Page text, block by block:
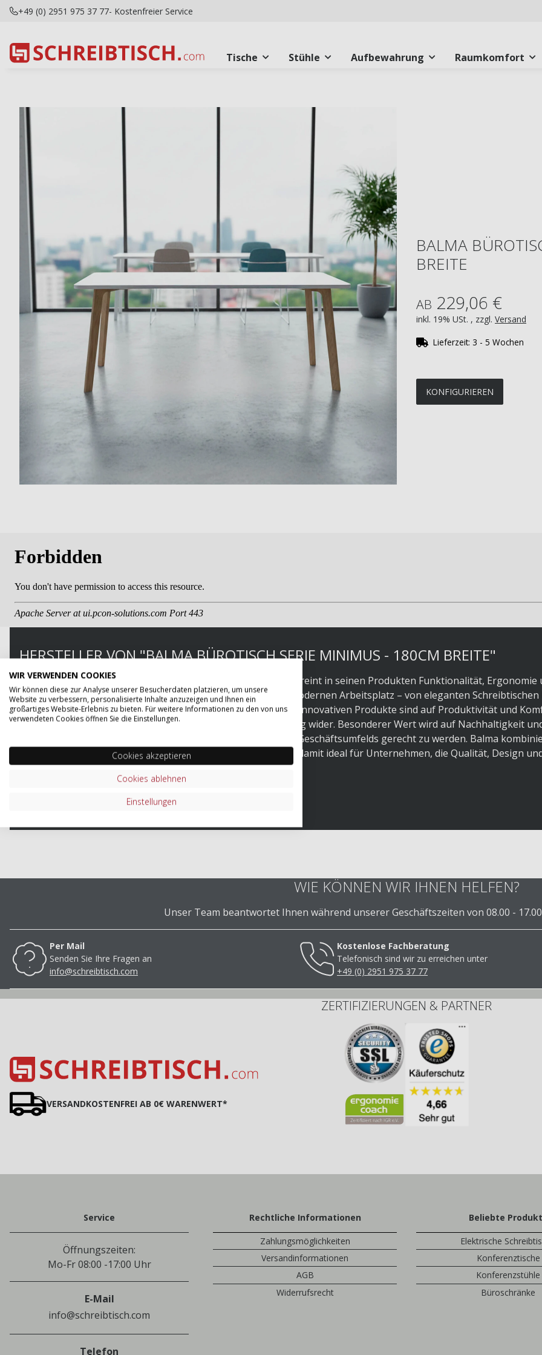
+49 (0) 2951 975 37 77- Kostenfreier Service
Tische Stühle Aufbewahrung Raumkomfort
BALMA
BREITE
AB 229,06 €
inkl. 19% USt. , zzgl. Versand
Lieferzeit: 3 - 5 Wochen
KONFIGURIEREN
HERSTELLER VON "BALMA BÜROTISCH SERIE MINIMUS - 180CM BREITE"
Balma, ein führender Hersteller im Bereich der Büromöbel, vereint in seinen Produkten Funktionalität, Ergonomie
Das Sortiment bietet eine große Vielfalt an Möbeln für den modernen Arbeitsplatz – von eleganten Schreibtischen
praktischen Aufbewahrungslösungen. Die hochwertigen und innovativen Produkte sind auf Produktivität und
ausgelegt und spiegeln aktuelle Trends in der Büroeinrichtung wider. Besonderer Wert wird auf Nachhaltigkeit
Langlebigkeit gelegt, um den Bedürfnissen des dynamischen Geschäftsumfelds gerecht zu werden. Balma
handwerkliche Expertise mit modernster Technologie und ist damit ideal für Unternehmen, die Qualität, Design
Ergonomie schätzen.
ZUM SORTIMENT VON BALMA
WIE KÖNNEN WIR IHNEN HELFEN?
Unser Team beantwortet Ihnen während unserer Geschäftszeiten von 08.00 -
Per Mail
Senden Sie Ihre Fragen an
info@schreibtisch.com
Kostenlose Fachberatung
Telefonisch sind wir zu erreichen unter
+49 (0) 2951 975 37 77
VERSANDKOSTENFREI AB 0€ WARENWERT*
ZERTIFIZIERUNGEN & PARTNER
Service
Öffnungszeiten:
Mo-Fr 08:00 -17:00 Uhr
E-Mail
info@schreibtisch.com
Telefon
Rechtliche Informationen
Zahlungsmöglichkeiten
Versandinformationen
AGB
Widerrufsrecht
Beliebte
Elektrische
Konferenztische
Konferenzstühle
Büroschränke
WIR VERWENDEN COOKIES
Wir können diese zur Analyse unserer Besucherdaten platzieren, um unsere
Website zu verbessern, personalisierte Inhalte anzuzeigen und Ihnen ein
großartiges Website-Erlebnis zu bieten. Für weitere Informationen zu den von uns
verwendeten Cookies öffnen Sie die Einstellungen.
Cookies akzeptieren
Cookies ablehnen
Einstellungen